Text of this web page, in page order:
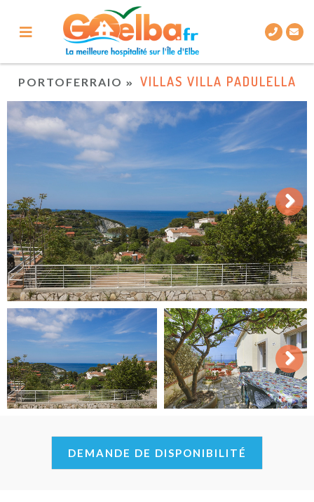
PORTOFERRAIO VILLAS VILLA PADULELLA
Next
Next
DEMANDE DE DISPONIBILITÉ